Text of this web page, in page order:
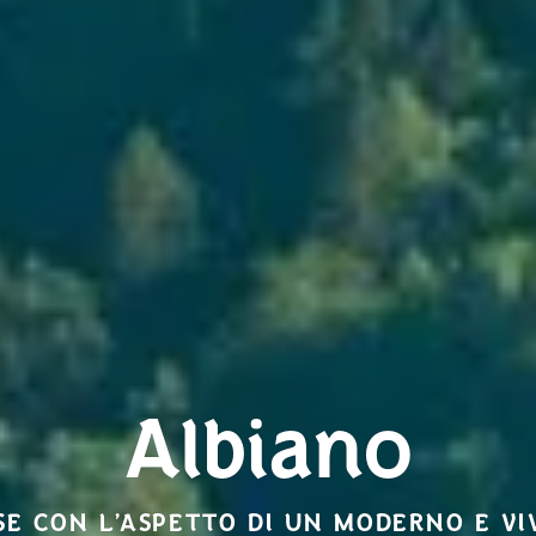
Albiano
CON L’ASPETTO DI UN MODERNO E